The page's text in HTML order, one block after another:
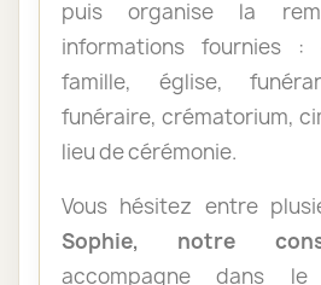
puis organise la
informations fournies
famille, église,
funéraire, crématorium,
lieu de cérémonie.
Vous hésitez entre
Sophie, notre
accompagne dans